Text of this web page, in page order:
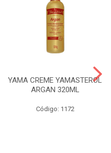
YAMA CREME YAMASTEROL
ARGAN 320ML
Código: 1172